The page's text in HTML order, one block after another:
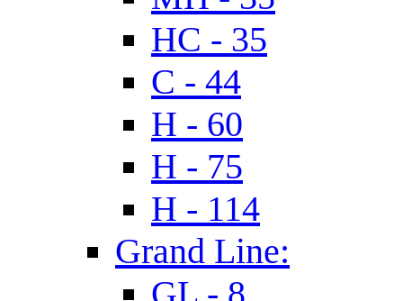
HC - 35
C - 44
H - 60
H - 75
H - 114
Grand Line: